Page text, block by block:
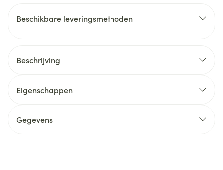
Beschikbare leveringsmethoden
Beschrijving
Eigenschappen
Gegevens